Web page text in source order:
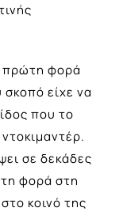
πρώτη φορά
είχε να
που το
σε δεκάδες
φορά στη
κοινό της